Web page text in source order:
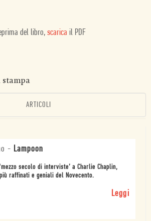
del libro, scarica il PDF
stampa
ARTICOLI
- Lampoon
secolo di interviste’ a Charlie Chaplin,
raffinati e geniali del Novecento.
Leggi